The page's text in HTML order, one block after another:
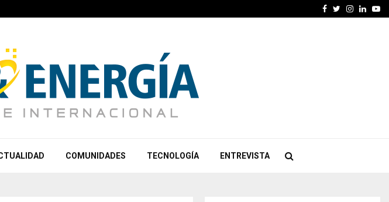
Facebook
Twitter
COMUNIDADES TECNOLOGÍA ENTREVISTA